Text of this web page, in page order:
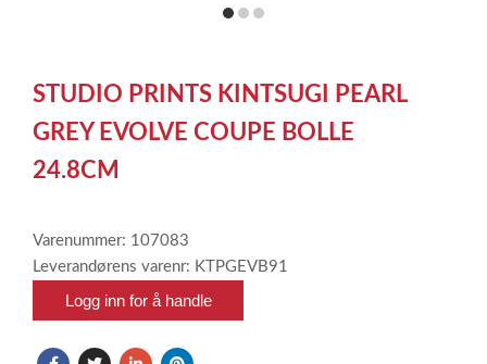
itemitemitem
of
3
STUDIO PRINTS KINTSUGI PEARL
GREY EVOLVE COUPE BOLLE
24.8CM
Varenummer: 107083
Leverandørens varenr: KTPGEVB91
Logg inn for å handle